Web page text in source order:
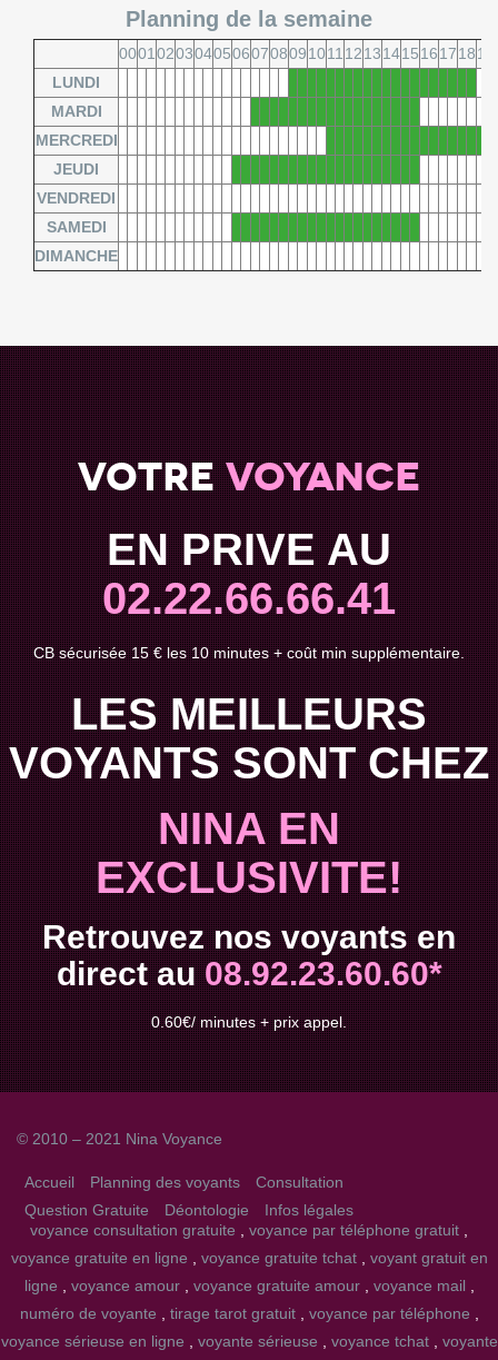
Planning de la semaine
0001 02030405060708091011 1213141516171819
LUNDI
MARDI
MERCREDI
JEUDI
VENDREDI
SAMEDI
DIMANCHE
Votrevoyance
EN PRIVE AU
02.22.66.66.41
CB sécurisée 15 € les 10 minutes + coût min supplémentaire.
LES MEILLEURS
VOYANTS SONT CHEZ
NINA EN
EXCLUSIVITE!
Retrouvez nos voyants en
direct au08.92.23.60.60*
0.60€/ minutes + prix appel.
© 2010 – 2021 Nina Voyance
Accueil Planning des voyants
Consultation
Question Gratuite
Déontologie
Infos légales
voyance consultation gratuite
voyance par téléphone gratuit
voyance gratuite en ligne
voyance gratuite tchat
voyant gratuit en
ligne
voyance amour voyance gratuite amour voyance mail
numéro de voyante
tirage tarot gratuit voyance par téléphone
voyance sérieuse en ligne
voyante sérieuse voyance tchat
voyante